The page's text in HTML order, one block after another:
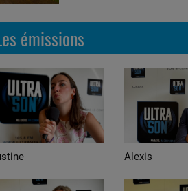
émissions
Alexis